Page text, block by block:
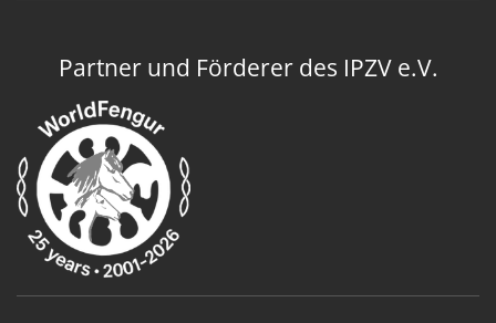
Partner und Förderer des IPZV e.V.